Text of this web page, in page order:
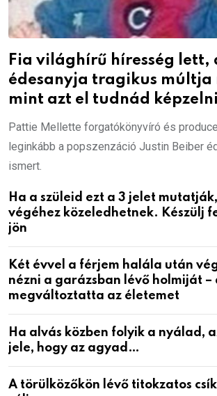
Fia világhírű híresség lett,
édesanyja tragikus múltja
mint azt el tudnád képzelni
Pattie Mellette forgatókönyvíró és
leginkább a popszenzáció Justin Beiber
ismert.
Ha a szüleid ezt a 3 jelet
végéhez közeledhetnek. Készülj
jön
Két évvel a férjem halála után
nézni a garázsban lévő holmiját
megváltoztatta az életemet
Ha alvás közben folyik a nyálad,
jele, hogy az agyad…
A törülközőkön lévő titokzatos